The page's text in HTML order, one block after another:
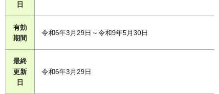
日
有効
期間
令和6年3月29日～令和9年5月30日
最終
更新
日
令和6年3月29日